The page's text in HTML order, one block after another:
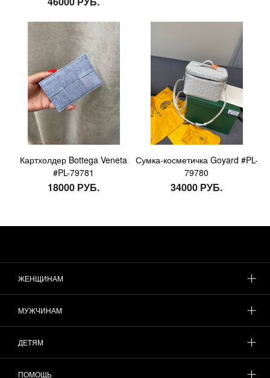
Картхолдер Bottega Veneta
#PL-79781
18000 РУБ.
Сумка-косметичка Goyard #PL-
79780
34000 РУБ.
ЖЕНЩИНАМ
МУЖЧИНАМ
ДЕТЯМ
ПОМОЩЬ